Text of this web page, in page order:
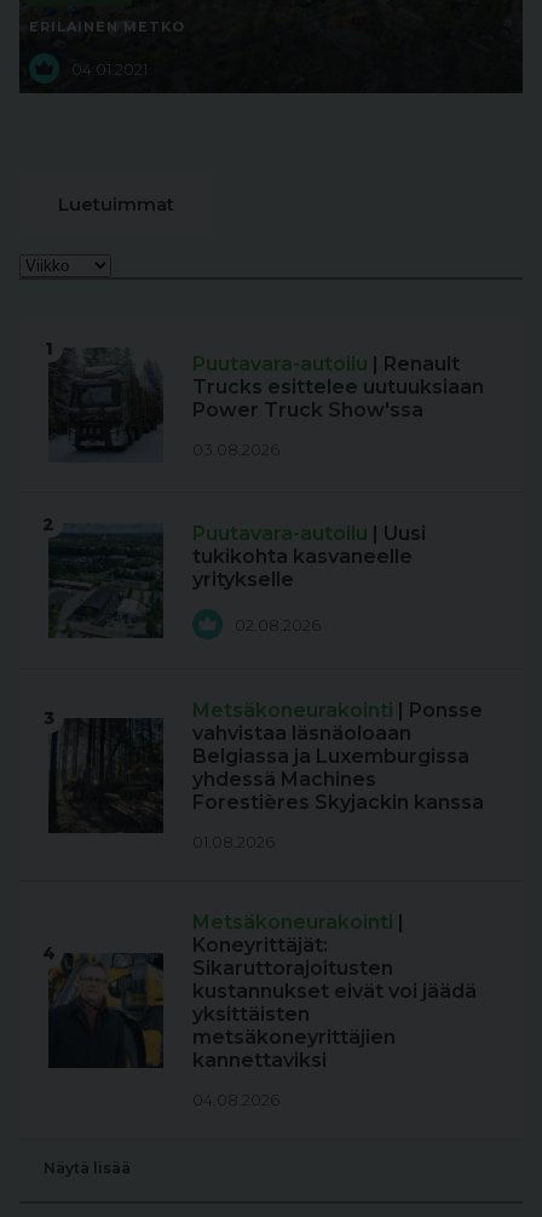
ERILAINEN METKO
04.01.2021
Luetuimmat
1
Puutavara-autoilu | Renault
Trucks esittelee uutuuksiaan
Power Truck Show'ssa
03.08.2026
2 Puutavara-autoilu | Uusi
tukikohta kasvaneelle
yritykselle
02.08.2026
3 Metsäkoneurakointi | Ponsse
vahvistaa läsnäoloaan
Belgiassa ja Luxemburgissa
yhdessä Machines
Forestières Skyjackin kanssa
01.08.2026
4
Metsäkoneurakointi |
Koneyrittäjät:
Sikaruttorajoitusten
kustannukset eivät voi jäädä
yksittäisten
metsäkoneyrittäjien
kannettaviksi
04.08.2026
Näytä lisää